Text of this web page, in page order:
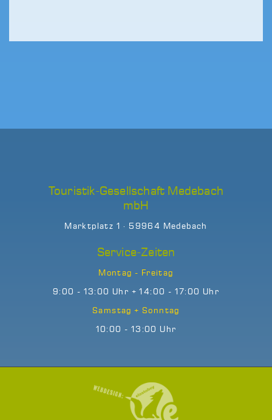
Touristik-Gesellschaft Medebach
mbH
Marktplatz 1 · 59964 Medebach
Service-Zeiten
Montag - Freitag
9:00 - 13:00 Uhr + 14:00 - 17:00 Uhr
Samstag + Sonntag
10:00 - 13:00 Uhr